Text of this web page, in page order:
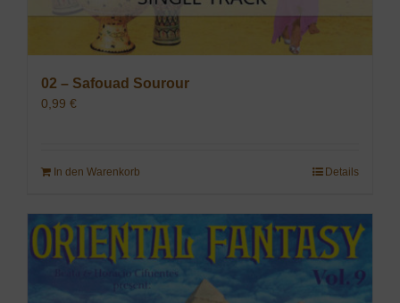
02 – Safouad Sourour
0,99 €
In den Warenkorb Details